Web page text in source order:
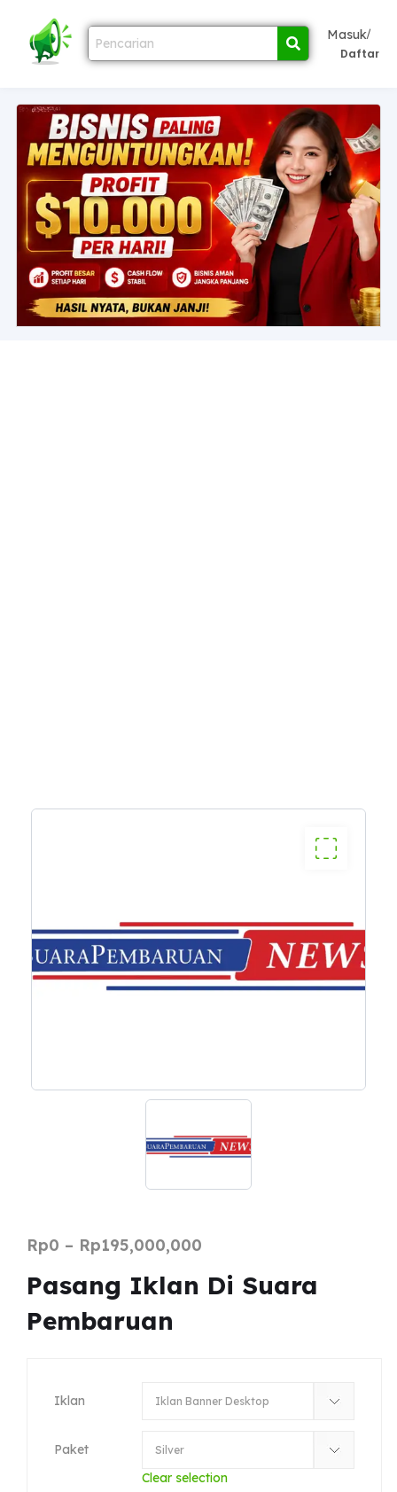
Masuk/
Daftar
Rp0 – Rp195,000,000
Pasang Iklan Di Suara
Pembaruan
Iklan
Paket
Clear selection